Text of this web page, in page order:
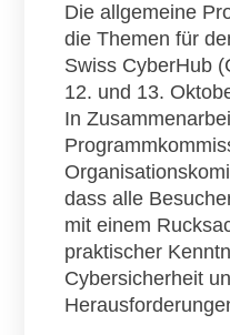
Die allgemeine
die Themen für
Swiss CyberHub
12. und 13.
In
dass alle
mit einem
praktischer
Cybersicherheit